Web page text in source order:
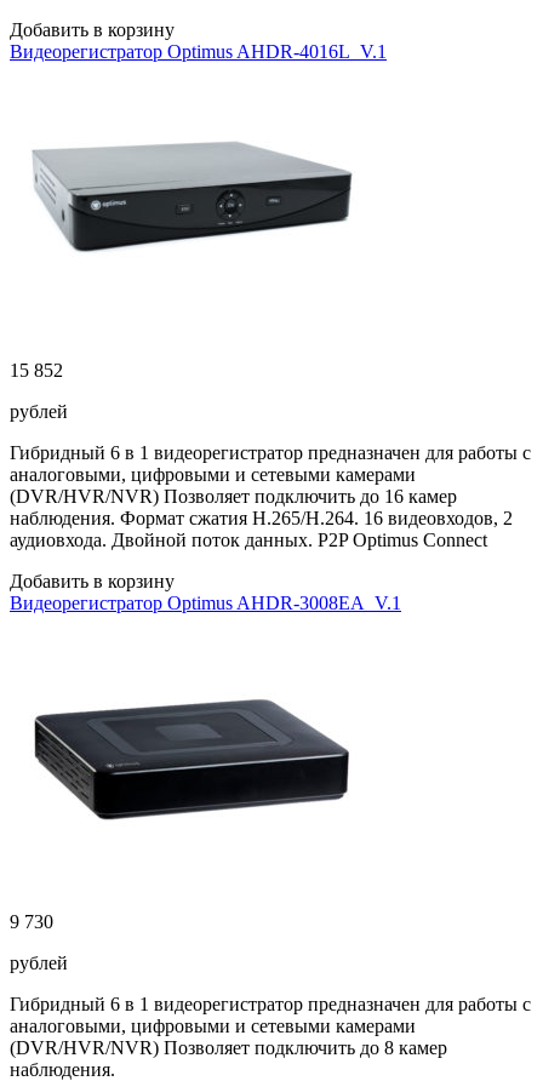
Добавить в корзину
Видеорегистратор Optimus AHDR-4016L_V.1
15 852
рублей
Гибридный 6 в 1 видеорегистратор предназначен для работы с
аналоговыми, цифровыми и сетевыми камерами
(DVR/HVR/NVR) Позволяет подключить до 16 камер
наблюдения. Формат сжатия H.265/H.264. 16 видеовходов, 2
аудиовхода. Двойной поток данных. P2P Optimus Connect
Добавить в корзину
Видеорегистратор Optimus AHDR-3008EA_V.1
9 730
рублей
Гибридный 6 в 1 видеорегистратор предназначен для работы с
аналоговыми, цифровыми и сетевыми камерами
(DVR/HVR/NVR) Позволяет подключить до 8 камер
наблюдения.